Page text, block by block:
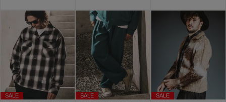
SALE SALE SALE